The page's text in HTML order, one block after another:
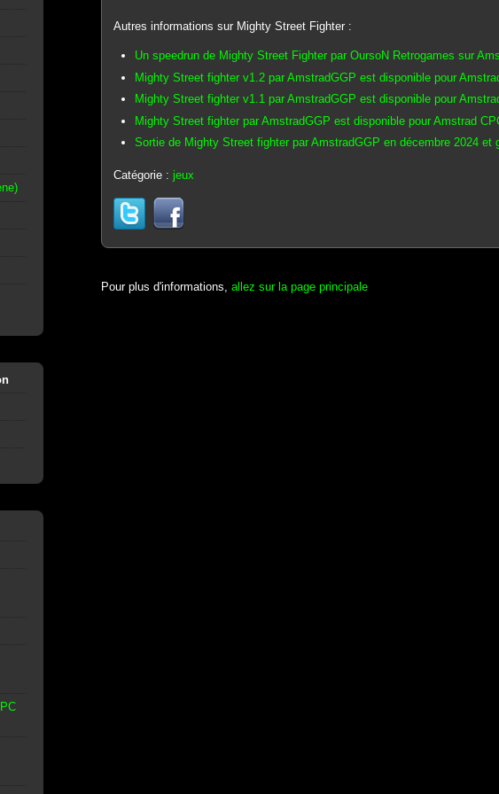
Autres informations sur Mighty Street Fighter :
Un speedrun de Mighty Street Fighter par OursoN Retrogames sur
Mighty Street fighter v1.2 par AmstradGGP est disponible pour
Mighty Street fighter v1.1 par AmstradGGP est disponible pour
Mighty Street fighter par AmstradGGP est disponible pour Amstrad
Sortie de Mighty Street fighter par AmstradGGP en décembre 2024 et
Catégorie : jeux
Pour plus d'informations, allez sur la page principale